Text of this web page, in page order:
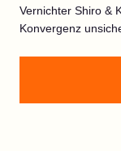
Vernichter Shiro &
Konvergenz